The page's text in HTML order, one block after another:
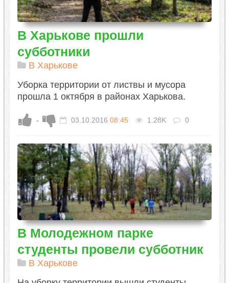
В Харькове прошли
субботники
В Харькове
Уборка территории от листвы и мусора
прошла 1 октября в районах Харькова.
- 03.10.2016 08:45 1.28K 0
В Молодежном парке
студенты провели субботник
В Харькове